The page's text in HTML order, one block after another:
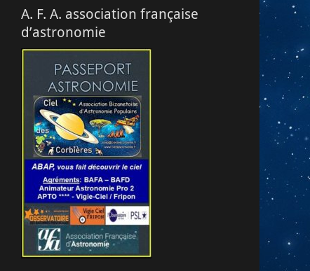
A. F. A. association française
d’astronomie